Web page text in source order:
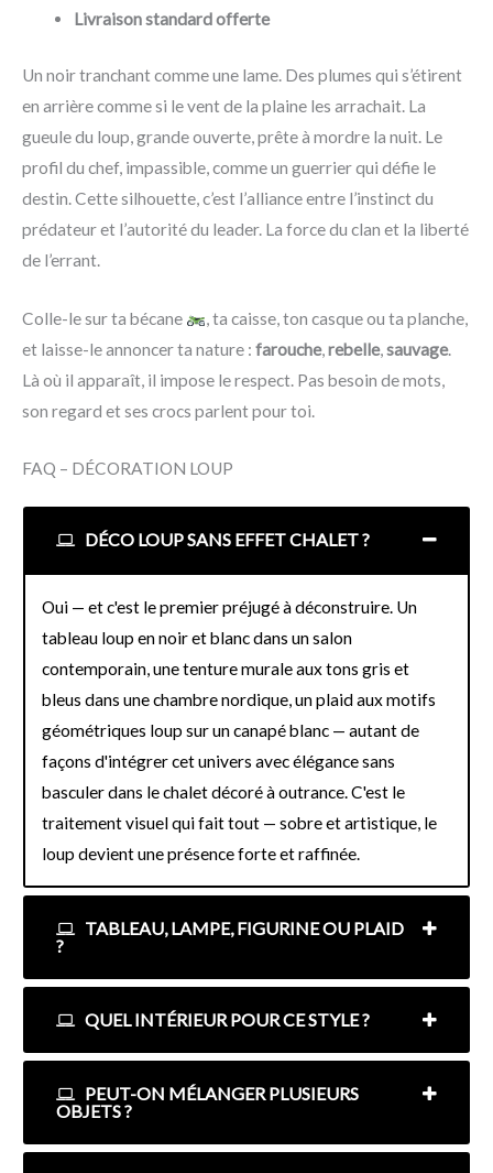
Livraison standard offerte
Un noir tranchant comme une lame. Des plumes qui s’étirent
en arrière comme si le vent de la plaine les arrachait. La
gueule du loup, grande ouverte, prête à mordre la nuit. Le
profil du chef, impassible, comme un guerrier qui défie le
destin. Cette silhouette, c’est l’alliance entre l’instinct du
prédateur et l’autorité du leader. La force du clan et la liberté
de l’errant.
Colle-le sur ta bécane
, ta caisse, ton casque ou ta planche,
et laisse-le annoncer ta nature : farouche,rebelle,sauvage.
Là où il apparaît, il impose le respect. Pas besoin de mots,
son regard et ses crocs parlent pour toi.
FAQ – DÉCORATION LOUP
DÉCO LOUP SANS EFFET CHALET ?
Oui — et c'est le premier préjugé à déconstruire. Un
tableau loup en noir et blanc dans un salon
contemporain, une tenture murale aux tons gris et
bleus dans une chambre nordique, un plaid aux motifs
géométriques loup sur un canapé blanc — autant de
façons d'intégrer cet univers avec élégance sans
basculer dans le chalet décoré à outrance. C'est le
traitement visuel qui fait tout — sobre et artistique, le
loup devient une présence forte et raffinée.
TABLEAU, LAMPE, FIGURINE OU PLAID
?
QUEL INTÉRIEUR POUR CE STYLE ?
PEUT-ON MÉLANGER PLUSIEURS
OBJETS ?